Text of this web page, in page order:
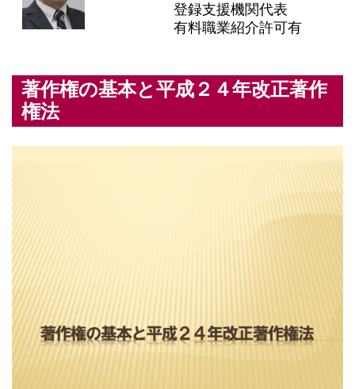
登録支援機関代表
有料職業紹介許可有
著作権の基本と平成２４年改正著作
権法